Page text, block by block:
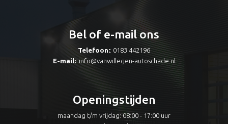
Bel of e-mail ons
Telefoon:: 0183 442196
E-mail:: info@vanwillegen-autoschade.nl
Openingstijden
maandag t/m vrijdag: 08:00 - 17:00 uur